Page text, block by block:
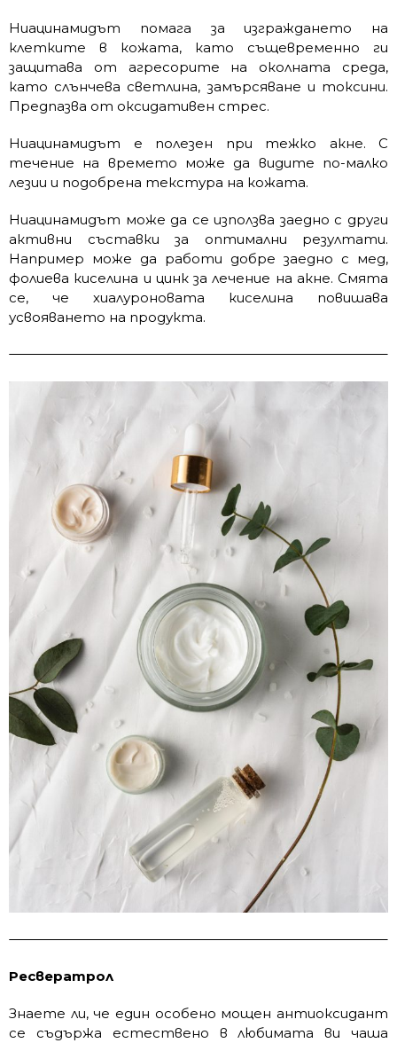
Ниацинамидът помага за изграждането на
клетките в кожата, като същевременно ги
защитава от агресорите на околната среда,
като слънчева светлина, замърсяване и токсини.
Предпазва от оксидативен стрес.
Ниацинамидът е полезен при тежко акне. С
течение на времето може да видите по-малко
лезии и подобрена текстура на кожата.
Ниацинамидът може да се използва заедно с други
активни съставки за оптимални резултати.
Например може да работи добре заедно с мед,
фолиева киселина и цинк за лечение на акне. Смята
се, че хиалуроновата киселина повишава
усвояването на продукта.
Ресвератрол
Знаете ли, че един особено мощен антиоксидант
се съдържа естествено в любимата ви чаша